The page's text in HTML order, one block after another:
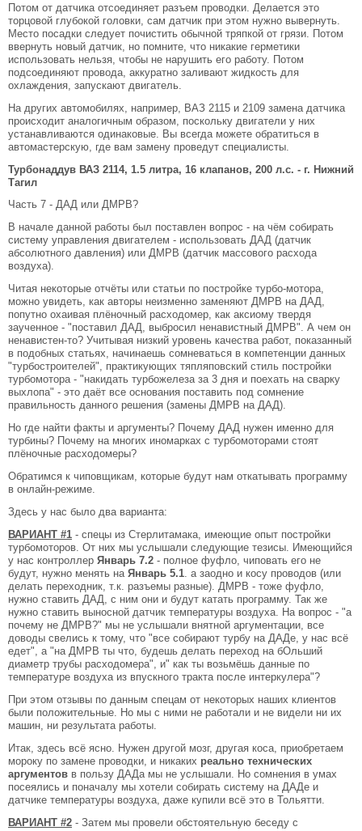
Потом от датчика отсоединяет разъем проводки. Делается это
торцовой глубокой головки, сам датчик при этом нужно вывернуть.
Место посадки следует почистить обычной тряпкой от грязи. Потом
ввернуть новый датчик, но помните, что никакие герметики
использовать нельзя, чтобы не нарушить его работу. Потом
подсоединяют провода, аккуратно заливают жидкость для
охлаждения, запускают двигатель.
На других автомобилях, например, ВАЗ 2115 и 2109 замена датчика
происходит аналогичным образом, поскольку двигатели у них
устанавливаются одинаковые. Вы всегда можете обратиться в
автомастерскую, где вам замену проведут специалисты.
Турбонаддув ВАЗ 2114, 1.5 литра, 16 клапанов, 200 л.с. - г. Нижний
Тагил
Часть 7 - ДАД или ДМРВ?
В начале данной работы был поставлен вопрос - на чём собирать
систему управления двигателем - использовать ДАД (датчик
абсолютного давления) или ДМРВ (датчик массового расхода
воздуха).
Читая некоторые отчёты или статьи по постройке турбо-мотора,
можно увидеть, как авторы неизменно заменяют ДМРВ на ДАД,
попутно охаивая плёночный расходомер, как аксиому твердя
заученное - "поставил ДАД, выбросил ненавистный ДМРВ". А чем он
ненавистен-то? Учитывая низкий уровень качества работ, показанный
в подобных статьях, начинаешь сомневаться в компетенции данных
"турбостроителей", практикующих тяпляповский стиль постройки
турбомотора - "накидать турбожелеза за 3 дня и поехать на сварку
выхлопа" - это даёт все основания поставить под сомнение
правильность данного решения (замены ДМРВ на ДАД).
Но где найти факты и аргументы? Почему ДАД нужен именно для
турбины? Почему на многих иномарках с турбомоторами стоят
плёночные расходомеры?
Обратимся к чиповщикам, которые будут нам откатывать программу
в онлайн-режиме.
Здесь у нас было два варианта:
ВАРИАНТ #1 - спецы из Стерлитамака, имеющие опыт постройки
турбомоторов. От них мы услышали следующие тезисы. Имеющийся
у нас контроллер Январь 7.2 - полное фуфло, чиповать его не
будут, нужно менять на Январь 5.1. а заодно и косу проводов (или
делать переходник, т.к. разъемы разные). ДМРВ - тоже фуфло,
нужно ставить ДАД, с ним они и будут катать программу. Так же
нужно ставить выносной датчик температуры воздуха. На вопрос - "а
почему не ДМРВ?" мы не услышали внятной аргументации, все
доводы свелись к тому, что "все собирают турбу на ДАДе, у нас всё
едет", а "на ДМРВ ты что, будешь делать переход на бОльший
диаметр трубы расходомера", и" как ты возьмёшь данные по
температуре воздуха из впускного тракта после интеркулера"?
При этом отзывы по данным спецам от некоторых наших клиентов
были положительные. Но мы с ними не работали и не видели ни их
машин, ни результата работы.
Итак, здесь всё ясно. Нужен другой мозг, другая коса, приобретаем
мороку по замене проводки, и никаких реально технических
аргументов в пользу ДАДа мы не услышали. Но сомнения в умах
посеялись и поначалу мы хотели собирать систему на ДАДе и
датчике температуры воздуха, даже купили всё это в Тольятти.
ВАРИАНТ #2 - Затем мы провели обстоятельную беседу с